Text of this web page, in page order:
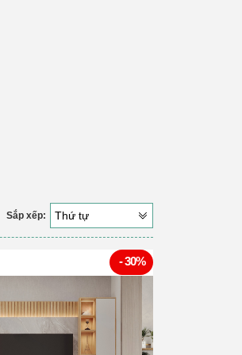
Sắp xếp: Thứ tự
- 30%